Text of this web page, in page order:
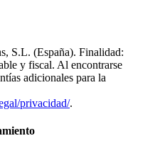
S.L. (España). Finalidad:
y fiscal. Al encontrarse
adicionales para la
privacidad/.